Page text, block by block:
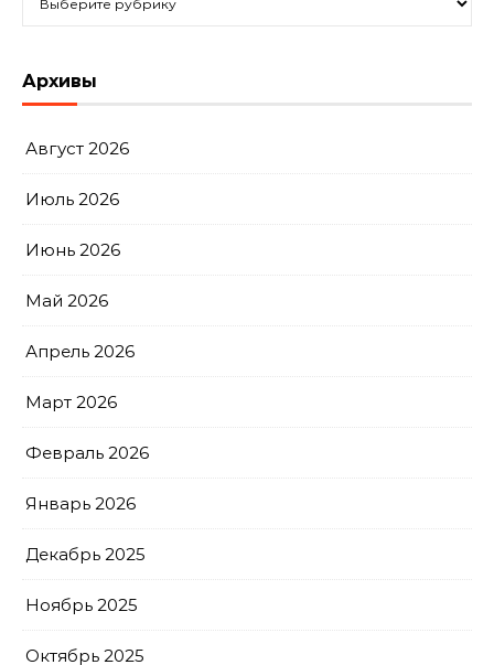
Архивы
Август 2026
Июль 2026
Июнь 2026
Май 2026
Апрель 2026
Март 2026
Февраль 2026
Январь 2026
Декабрь 2025
Ноябрь 2025
Октябрь 2025